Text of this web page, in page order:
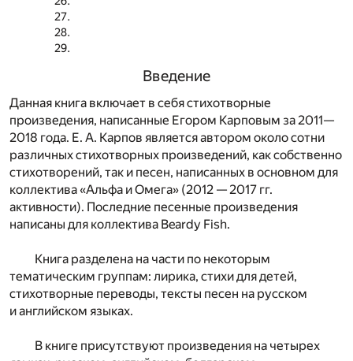
Введение
Данная книга включает в себя стихотворные
произведения, написанные Егором Карповым за 2011—
2018 года. Е. А. Карпов является автором около сотни
различных стихотворных произведений, как собственно
стихотворений, так и песен, написанных в основном для
коллектива «Альфа и Омега» (2012 — 2017 гг.
активности). Последние песенные произведения
написаны для коллектива Beardy Fish.
Книга разделена на части по некоторым
тематическим группам: лирика, стихи для детей,
стихотворные переводы, тексты песен на русском
и английском языках.
В книге присутствуют произведения на четырех